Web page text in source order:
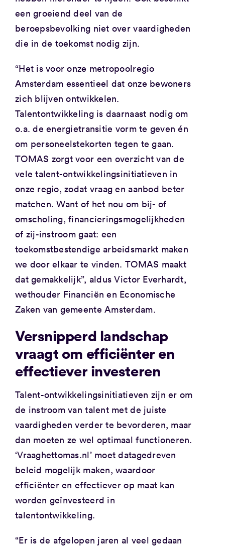
een groeiend deel van de
beroepsbevolking niet over vaardigheden
die in de toekomst nodig zijn.
“Het is voor onze metropoolregio
Amsterdam essentieel dat onze bewoners
zich blijven ontwikkelen.
Talentontwikkeling is daarnaast nodig om
o.a. de energietransitie vorm te geven én
om personeelstekorten tegen te gaan.
TOMAS zorgt voor een overzicht van de
vele talent-ontwikkelingsinitiatieven in
onze regio, zodat vraag en aanbod beter
matchen. Want of het nou om bij- of
omscholing, financieringsmogelijkheden
of zij-instroom gaat: een
toekomstbestendige arbeidsmarkt maken
we door elkaar te vinden. TOMAS maakt
dat gemakkelijk”, aldus Victor Everhardt,
wethouder Financiën en Economische
Zaken van gemeente Amsterdam.
Versnipperd landschap
vraagt om efficiënter en
effectiever investeren
Talent-ontwikkelingsinitiatieven zijn er om
de instroom van talent met de juiste
vaardigheden verder te bevorderen, maar
dan moeten ze wel optimaal functioneren.
‘Vraaghettomas.nl’ moet datagedreven
beleid mogelijk maken, waardoor
efficiënter en effectiever op maat kan
worden geïnvesteerd in
talentontwikkeling.
“Er is de afgelopen jaren al veel gedaan